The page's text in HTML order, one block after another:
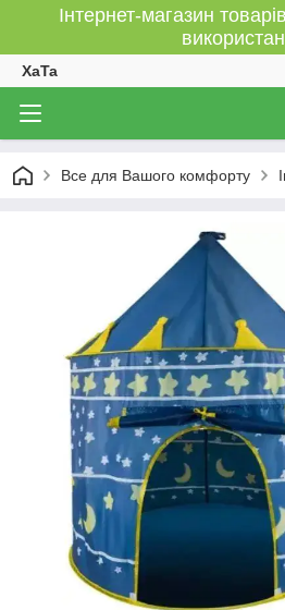
Інтернет-магазин
XaTa
Все для Вашого комфорту